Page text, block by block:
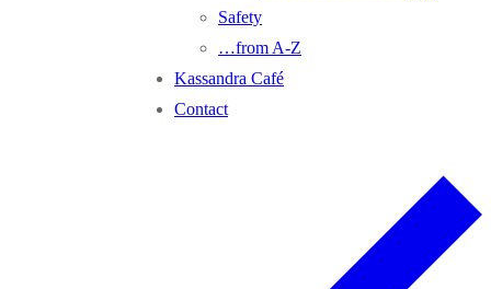
Safety
…from A-Z
Kassandra Café
Contact